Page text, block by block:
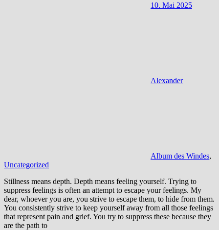
10. Mai 2025
Alexander
Album des Windes,
Uncategorized
Stillness means depth. Depth means feeling yourself. Trying to
suppress feelings is often an attempt to escape your feelings. My
dear, whoever you are, you strive to escape them, to hide from them.
You consistently strive to keep yourself away from all those feelings
that represent pain and grief. You try to suppress these because they
are the path to